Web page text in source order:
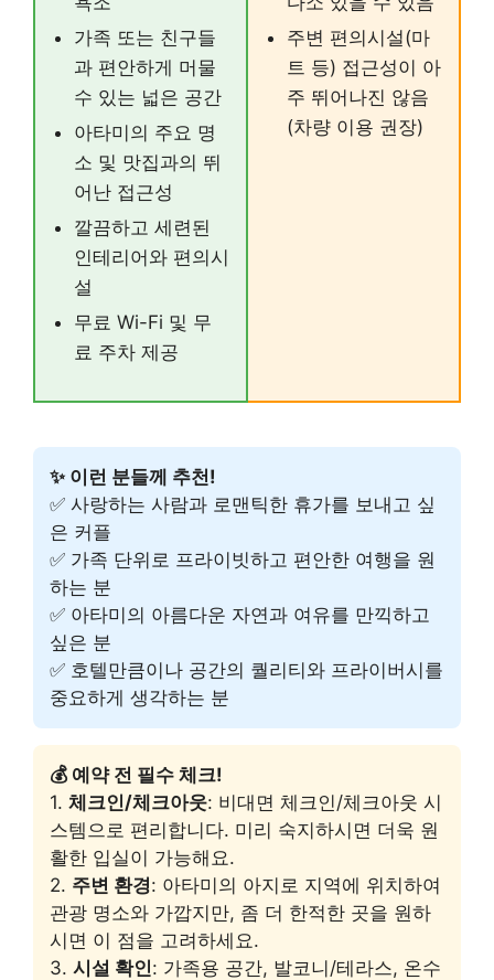
가족 또는 친구들
과 편안하게 머물
수 있는 넓은 공간
아타미의 주요 명
소 및 맛집과의 뛰
어난 접근성
깔끔하고 세련된
인테리어와 편의시
설
무료 Wi-Fi 및 무
료 주차 제공
주변 편의시설(마
트 등) 접근성이 아
주 뛰어나진 않음
(차량 이용 권장)
✨ 이런 분들께 추천!
✅ 사랑하는 사람과 로맨틱한 휴가를 보내고 싶
은 커플
✅ 가족 단위로 프라이빗하고 편안한 여행을 원
하는 분
✅ 아타미의 아름다운 자연과 여유를 만끽하고
싶은 분
✅ 호텔만큼이나 공간의 퀄리티와 프라이버시를
중요하게 생각하는 분
💰 예약 전 필수 체크!
1. 체크인/체크아웃: 비대면 체크인/체크아웃 시
스템으로 편리합니다. 미리 숙지하시면 더욱 원
활한 입실이 가능해요.
2. 주변 환경: 아타미의 아지로 지역에 위치하여
관광 명소와 가깝지만, 좀 더 한적한 곳을 원하
시면 이 점을 고려하세요.
3. 시설 확인: 가족용 공간, 발코니/테라스, 온수